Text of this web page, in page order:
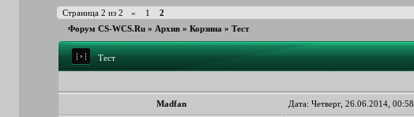
Страница 2 из 2 « 1 2
Форум CS-WCS.Ru » Архив » Корзина » Тест
Тест
Madfan Дата: Четверг, 26.06.2014,